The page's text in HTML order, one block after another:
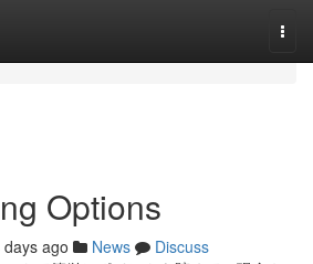
Options
ago News
Discuss